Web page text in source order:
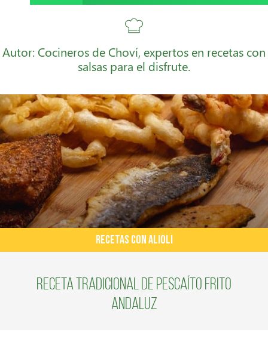
Autor: Cocineros de Choví, expertos en recetas con
salsas para el disfrute.
RECETAS CON ALIOLI
Receta tradicional de pescaíto frito
andaluz